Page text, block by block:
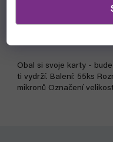
Obal si svoje karty -
ti vydrží. Balení: 55ks
mikronů Označení